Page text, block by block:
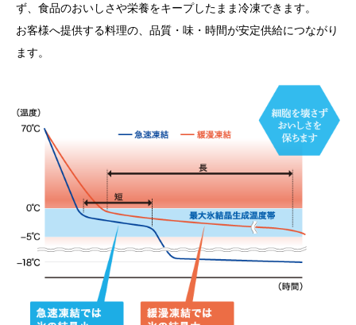
ず、食品のおいしさや栄養をキープしたまま冷凍できます。
お客様へ提供する料理の、品質・味・時間が安定供給につながり
ます。